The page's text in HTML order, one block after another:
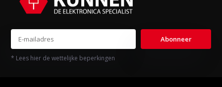
Abonneer
* Lees hier de wettelijke beperkingen